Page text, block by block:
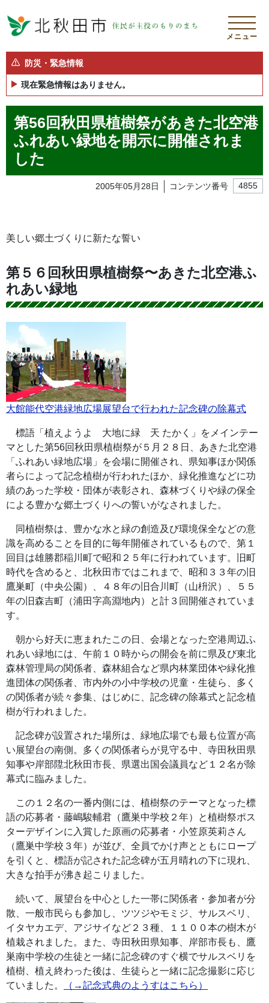
メニュー
防災・緊急情報
現在緊急情報はありません。
第56回秋田県植樹祭があきた北空港
ふれあい緑地を開示に開催されま
した
2005年05月28日 コンテンツ番号 4855
美しい郷土づくりに新たな誓い
第５６回秋田県植樹祭〜あきた北空港ふ
れあい緑地
大館能代空港緑地広場展望台で行われた記念碑の除幕式
標語「植えようよ 大地に緑 天 たかく」をメインテー
マとした第56回秋田県植樹祭が５月２８日、あきた北空港
「ふれあい緑地広場」を会場に開催され、県知事ほか関係
者らによって記念植樹が行われたほか、緑化推進などに功
績のあった学校・団体が表彰され、森林づくりや緑の保全
による豊かな郷土づくりへの誓いがなされました。
同植樹祭は、豊かな水と緑の創造及び環境保全などの意
識を高めることを目的に毎年開催されているもので、第１
回目は雄勝郡稲川町で昭和２５年に行われています。旧町
時代を含めると、北秋田市ではこれまで、昭和３３年の旧
鷹巣町（中央公園）、４８年の旧合川町（山枡沢）、５５
年の旧森吉町（浦田字高淵地内）と計３回開催されていま
す。
朝から好天に恵まれたこの日、会場となった空港周辺ふ
れあい緑地には、午前１０時からの開会を前に県及び東北
森林管理局の関係者、森林組合など県内林業団体や緑化推
進団体の関係者、市内外の小中学校の児童・生徒ら、多く
の関係者が続々参集、はじめに、記念碑の除幕式と記念植
樹が行われました。
記念碑が設置された場所は、緑地広場でも最も位置が高
い展望台の南側。多くの関係者らが見守る中、寺田秋田県
知事や岸部陞北秋田市長、県選出国会議員など１２名が除
幕式に臨みました。
この１２名の一番内側には、植樹祭のテーマとなった標
語の応募者・藤嶋駿輔君（鷹巣中学校２年）と植樹祭ポス
ターデザインに入賞した原画の応募者・小笠原英莉さん
（鷹巣中学校３年）が並び、全員でかけ声とともにロープ
を引くと、標語が記された記念碑が五月晴れの下に現れ、
大きな拍手が沸き起こりました。
続いて、展望台を中心とした一帯に関係者・参加者が分
散、一般市民らも参加し、ツツジやモミジ、サルスベリ、
イタヤカエデ、アジサイなど２３種、１１００本の樹木が
植栽されました。また、寺田秋田県知事、岸部市長も、鷹
巣南中学校の生徒と一緒に記念碑のすぐ横でサルスベリを
植樹、植え終わった後は、生徒らと一緒に記念撮影に応じ
ていました。
（→記念式典のようすはこちら）